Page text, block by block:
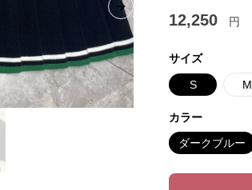
Next slide 12,250 円
サイズ
S M
カラー
ダークブルー